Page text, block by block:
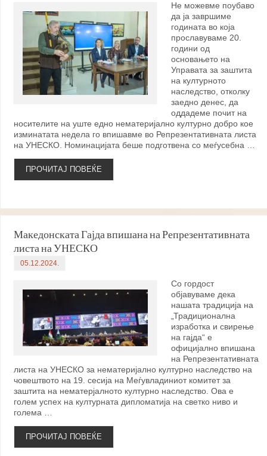
Не можевме поубаво
да ја завршиме
годината во која
прославуваме 20.
години од
основањето на
Управата за заштита
на културното
наследство, отколку
заедно денес, да
оддадеме почит на
носителите на уште едно нематеријално културно добро кое
изминатата недела го впишавме во Репрезентативната листа
на УНЕСКО. Номинацијата беше подготвена со меѓусебна …
ПРОЧИТАЈ ПОВЕЌЕ
Македонската Гајда впишана на Репрезентативната
листа на УНЕСКО
05.12.2024.
Со гордост
објавуваме дека
нашата традиција на
„Традиционална
изработка и свирење
на гајда“ е
официјално впишана
на Репрезентативната
листа на УНЕСКО за нематеријално културно наследство на
човештвото на 19. сесија на Меѓувладиниот комитет за
заштита на нематерјалното културно наследство. Ова е
голем успех на културната дипломатија на светко ниво и
голема …
ПРОЧИТАЈ ПОВЕЌЕ